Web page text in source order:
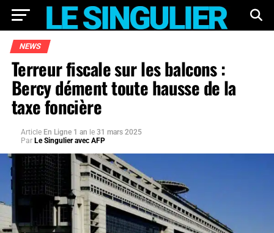
NEWS
Terreur fiscale sur les balcons :
Bercy dément toute hausse de la
taxe foncière
Article En Ligne 1 an le 31 mars 2025
Par Le Singulier avec AFP